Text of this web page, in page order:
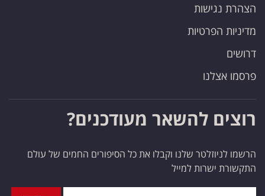
הצהרת נגישות
מדיניות הפרטיות
דרושים
פרסמו אצלנו
רוצים להשאר מעודכנים?
הרשמו לניוזלטר שלנו וקבלו את כל הסיפורים החמים של עולם
התקשורת ישרות למייל